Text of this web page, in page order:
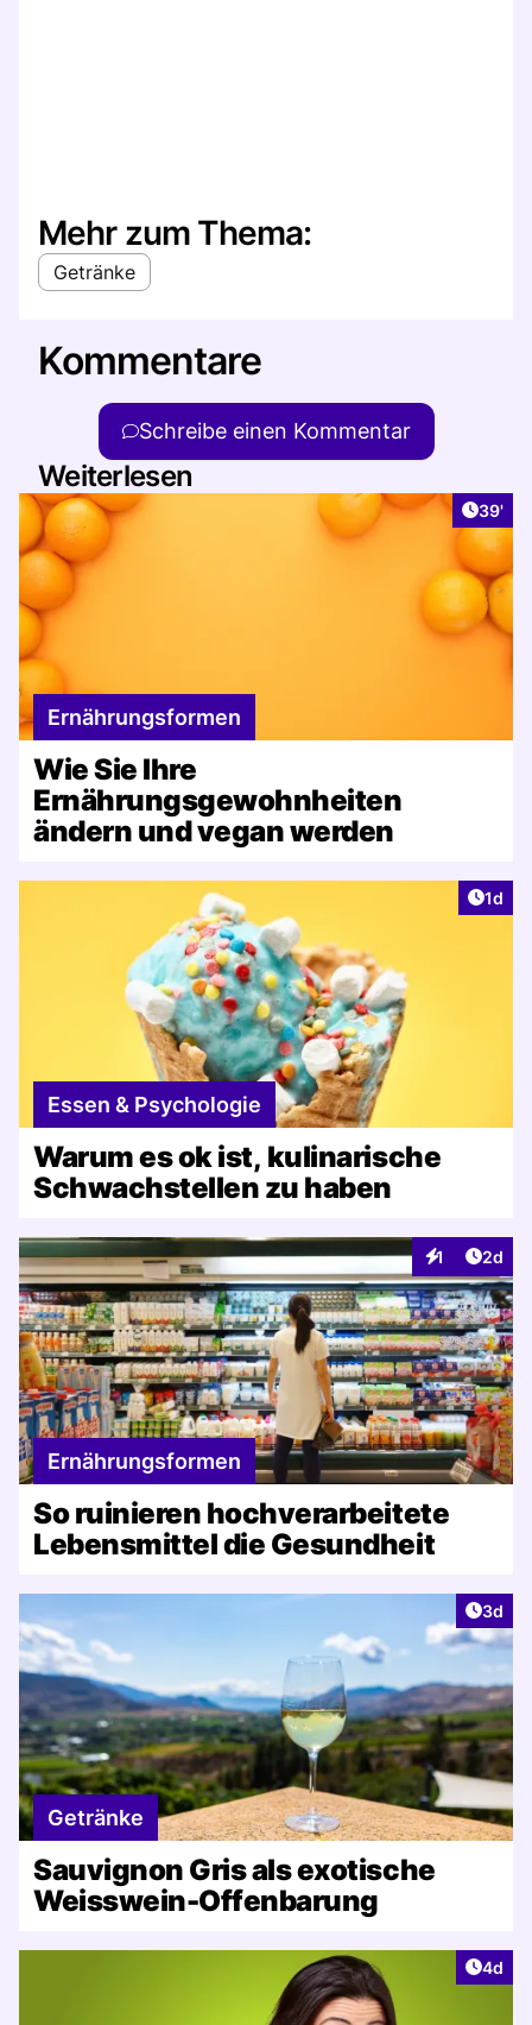
Mehr zum Thema:
Getränke
Kommentare
Schreibe einen Kommentar
Weiterlesen
39'
Ernährungsformen
Wie Sie Ihre
Ernährungsgewohnheiten
ändern und vegan werden
1d
Essen & Psychologie
Warum es ok ist, kulinarische
Schwachstellen zu haben
1
Interaktionen
2d
Ernährungsformen
So ruinieren hochverarbeitete
Lebensmittel die Gesundheit
3d
Getränke
Sauvignon Gris als exotische
Weisswein-Offenbarung
4d